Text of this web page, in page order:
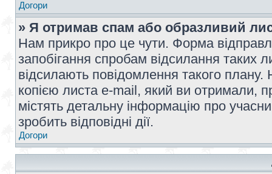
Догори
» Я отримав спам або образливий
Нам прикро про це чути. Форма
запобігання спробам відсилання таких
відсилають повідомлення такого
копією листа e-mail, який ви отримали,
містять детальну інформацію про
зробить відповідні дії.
Догори